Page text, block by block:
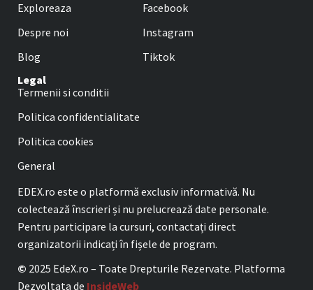
Exploreaza
Despre noi
Blog
Facebook
Instagram
Tiktok
Legal
Termenii si conditii
Politica confidentialitate
Politica cookies
General
EDEX.ro este o platformă exclusiv informativă. Nu
colectează înscrieri și nu prelucrează date personale.
Pentru participare la cursuri, contactați direct
organizatorii indicați în fișele de program.
© 2025 EdeX.ro – Toate Drepturile Rezervate. Platforma
Dezvoltata de InsideWeb